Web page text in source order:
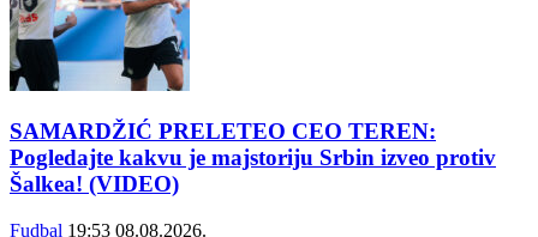
SAMARDŽIĆ PRELETEO CEO TEREN:
Pogledajte kakvu je majstoriju Srbin izveo protiv
Šalkea! (VIDEO)
Fudbal 19:53 08.08.2026.